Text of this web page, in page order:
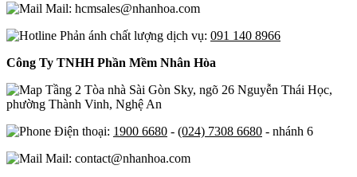
Mail: hcmsales@nhanhoa.com
Phản ánh chất lượng dịch vụ: 091 140 8966
Công Ty TNHH Phần Mềm Nhân Hòa
Tầng 2 Tòa nhà Sài Gòn Sky, ngõ 26 Nguyễn Thái Học,
phường Thành Vinh, Nghệ An
Điện thoại: 1900 6680 - (024) 7308 6680 - nhánh 6
Mail: contact@nhanhoa.com